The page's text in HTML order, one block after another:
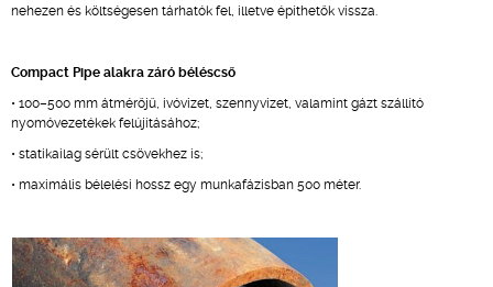
nehezen és költségesen tárhatók fel, illetve építhetők vissza.
Compact Pipe alakra záró béléscső
• 100–500 mm átmérőjű, ivóvizet, szennyvizet, valamint gázt szállító
nyomóvezetékek felújításához;
• statikailag sérült csövekhez is;
• maximális bélelési hossz egy munkafázisban 500 méter.